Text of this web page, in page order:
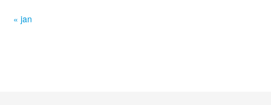
« jan